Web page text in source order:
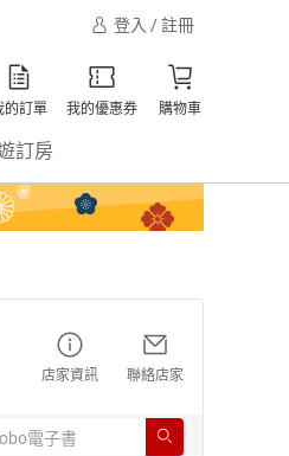
登入 / 註冊
的訂單 我的優惠券 購物車
訂房
店家資訊 聯絡店家